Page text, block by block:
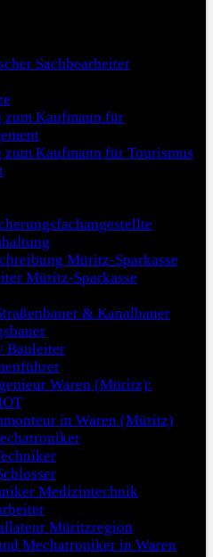
Sachbearbeiter
Kaufmann für
Kaufmann für Tourismus
Müritz-Sparkasse
Müritz-Sparkasse
& Kanalbauer
Bauleiter
Waren (Müritz):
in Waren (Müritz)
Medizintechnik
Müritzregion
Mechatroniker in Waren